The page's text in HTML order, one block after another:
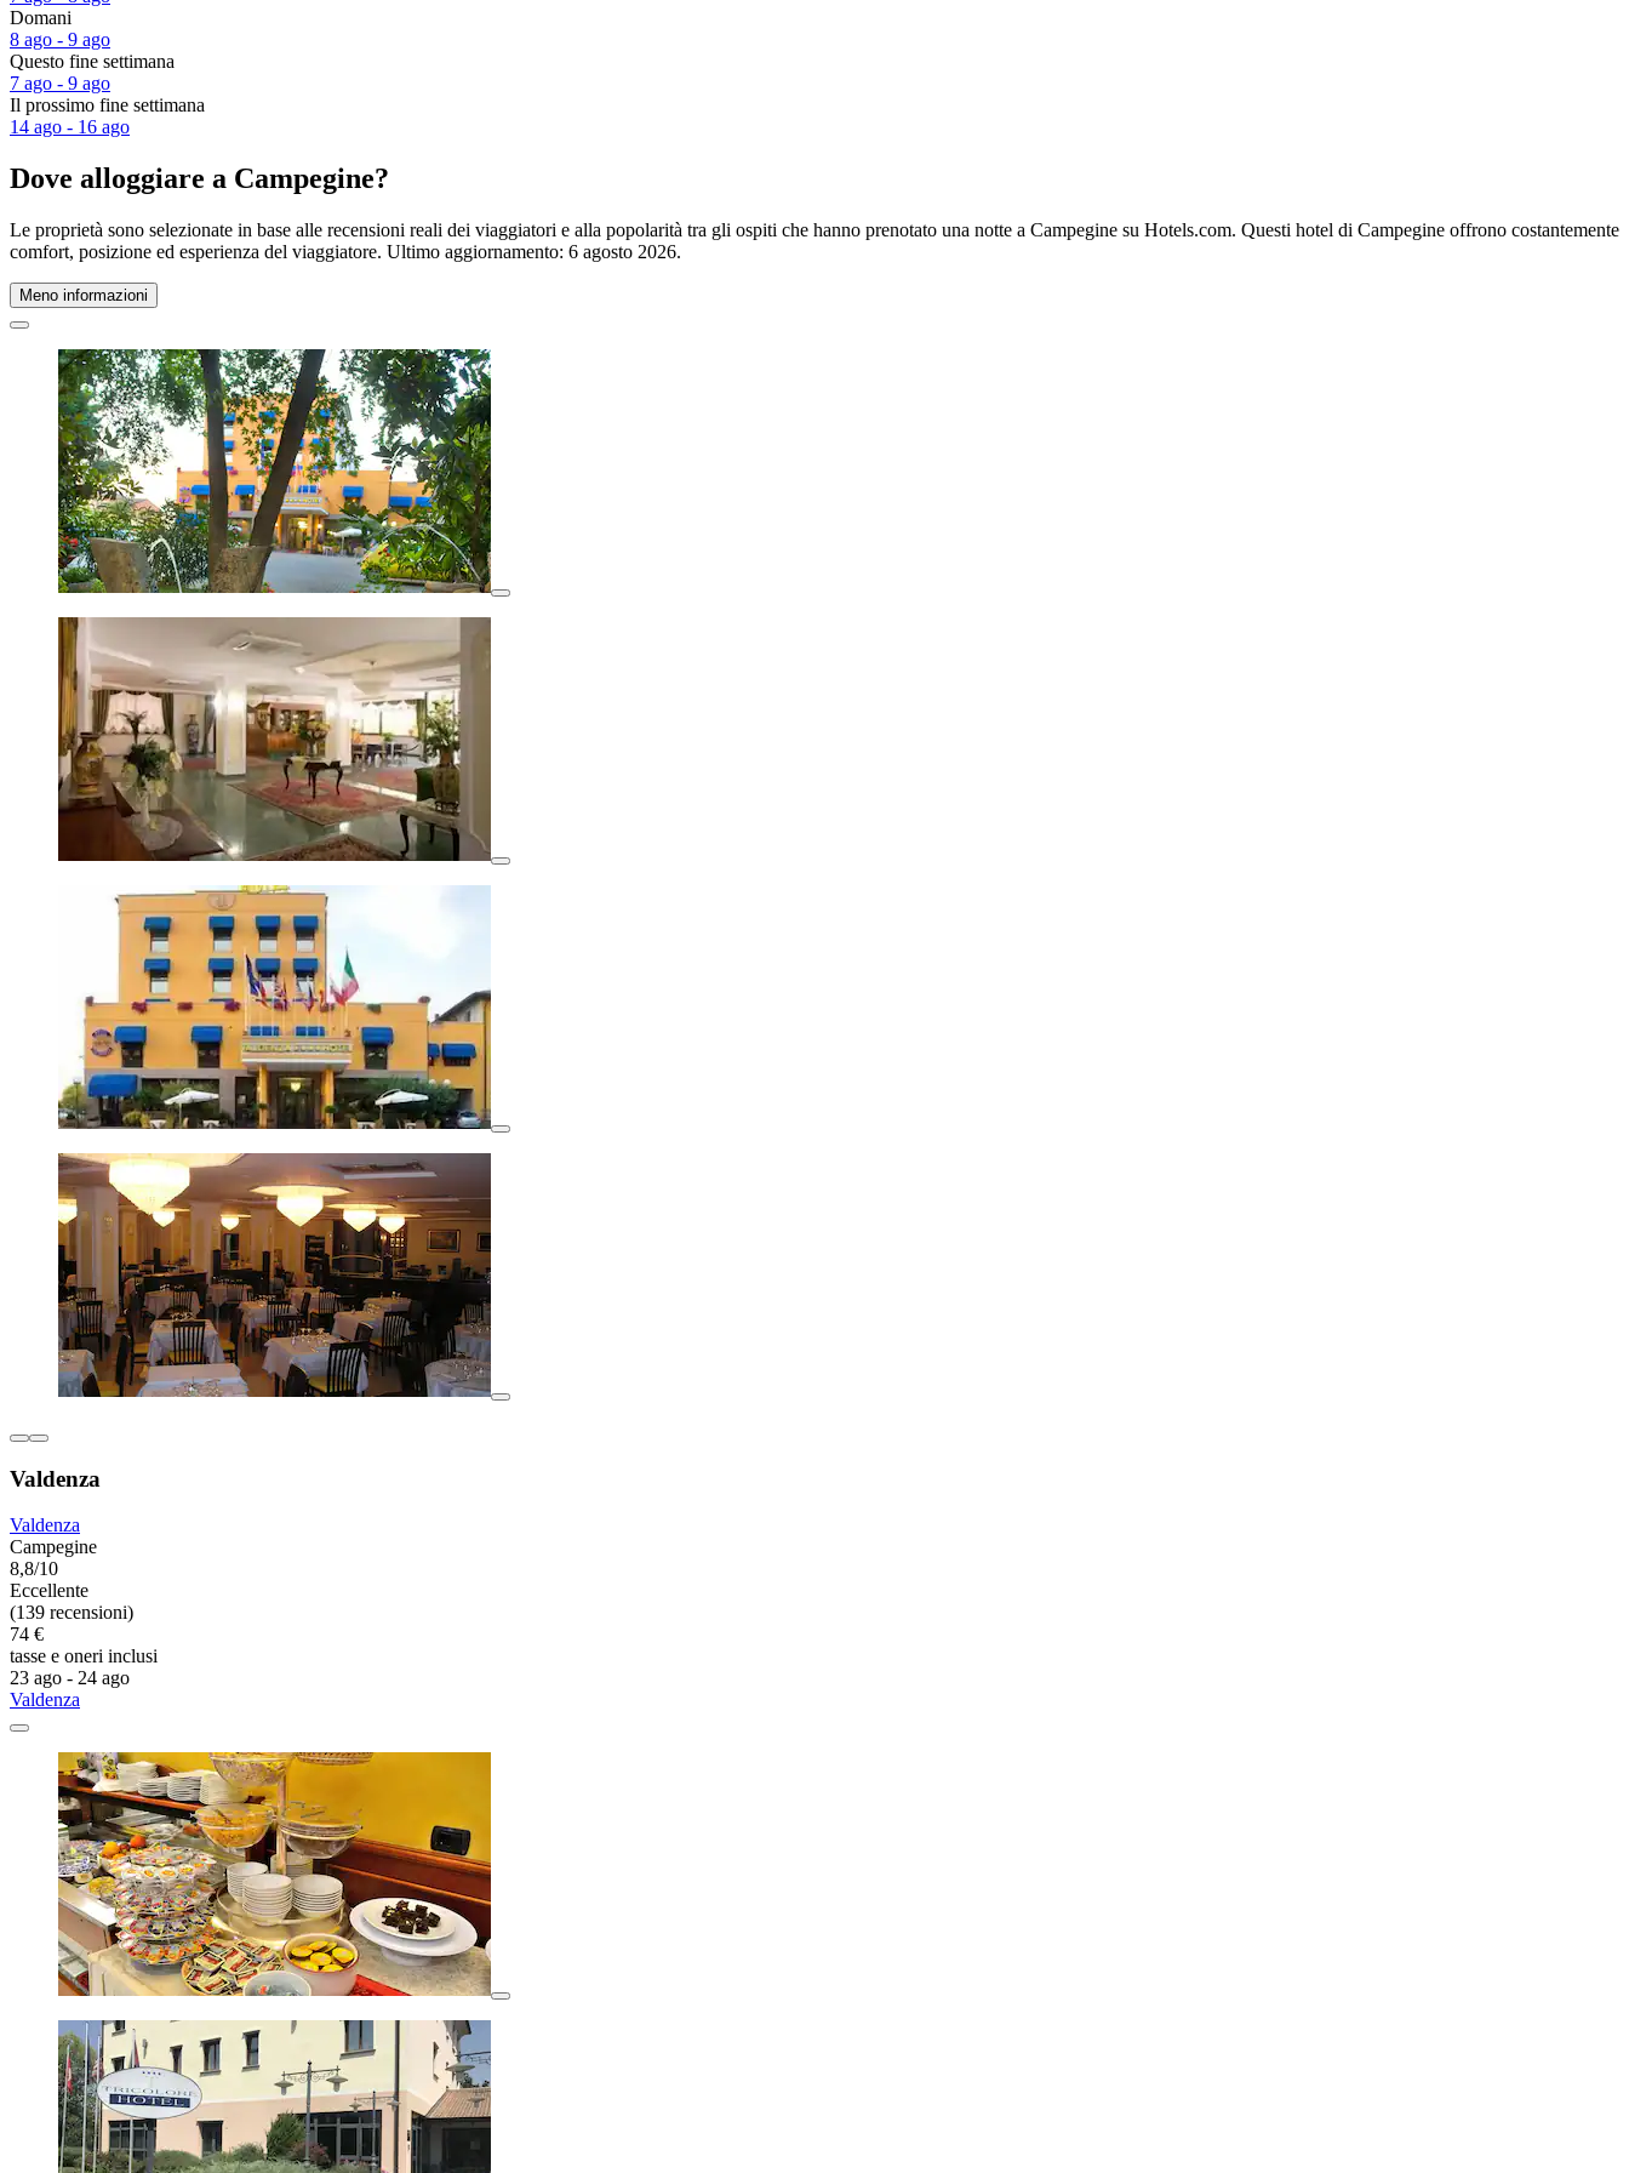
Domani
8 ago - 9 ago
Questo fine settimana
7 ago - 9 ago
Il prossimo fine settimana
14 ago - 16 ago
Dove alloggiare a Campegine?
Le proprietà sono selezionate in base alle recensioni reali dei viaggiatori e alla popolarità tra gli ospiti che hanno prenotato una notte a Campegine su Hotels.com. Questi hotel di Campegine offrono costantemente
comfort, posizione ed esperienza del viaggiatore. Ultimo aggiornamento: 6 agosto 2026.
Meno informazioni
Valdenza
Valdenza
Campegine
8,8/10
Eccellente
(139 recensioni)
74 €
tasse e oneri inclusi
23 ago - 24 ago
Valdenza